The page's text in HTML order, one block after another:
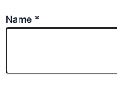
Name *